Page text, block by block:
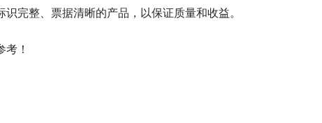
完整、票据清晰的产品，以保证质量和收益。
！